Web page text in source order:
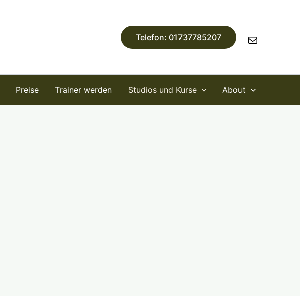
Telefon: 01737785207
Preise Trainer werden Studios und Kurse About